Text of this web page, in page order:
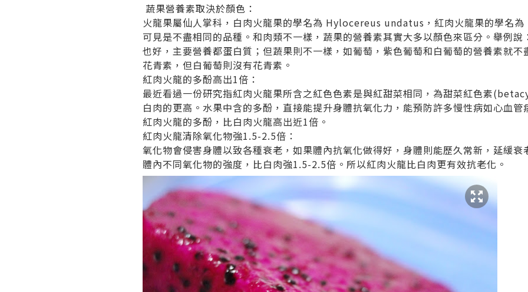
蔬果營養素取決於顏色：
火龍果屬仙人掌科，白肉火龍果的學名為 Hylocereus undatus，紅肉火龍果的學名
可見是不盡相同的品種。和肉類不一樣，蔬果的營養素其實大多以顏色來區分。舉例說
也好，主要營養都蛋白質；但蔬果則不一樣，如葡萄，紫色葡萄和白葡萄的營養素就不
花青素，但白葡萄則沒有花青素。
紅肉火龍的多酚高出1倍：
最近看過一份研究指紅肉火龍果所含之紅色色素是與紅甜菜相同，為甜菜紅色素
白肉的更高。水果中含的多酚，直接能提升身體抗氧化力，能預防許多慢性病如心血
紅肉火龍的多酚，比白肉火龍高出近1倍。
紅肉火龍清除氧化物強1.5-2.5倍：
氧化物會侵害身體以致各種衰老，如果體內抗氧化做得好，身體則能歷久常新，延緩衰
體內不同氧化物的強度，比白肉強1.5-2.5倍。所以紅肉火龍比白肉更有效抗老化。